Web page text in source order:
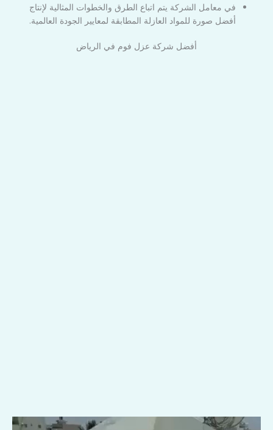
في معامل الشركة يتم اتباع الطرق والخطوات المثالية لإنتاج
أفضل صورة للمواد العازلة المطابقة لمعايير الجودة العالمية.
أفضل شركة عزل فوم في الرياض